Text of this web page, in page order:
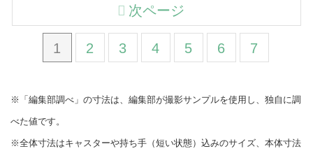
1 2 3 4 5 6 7
次ページ
※「編集部調べ」の寸法は、編集部が撮影サンプルを使用し、独自に調
べた値です。
※全体寸法はキャスターや持ち手（短い状態）込みのサイズ、本体寸法